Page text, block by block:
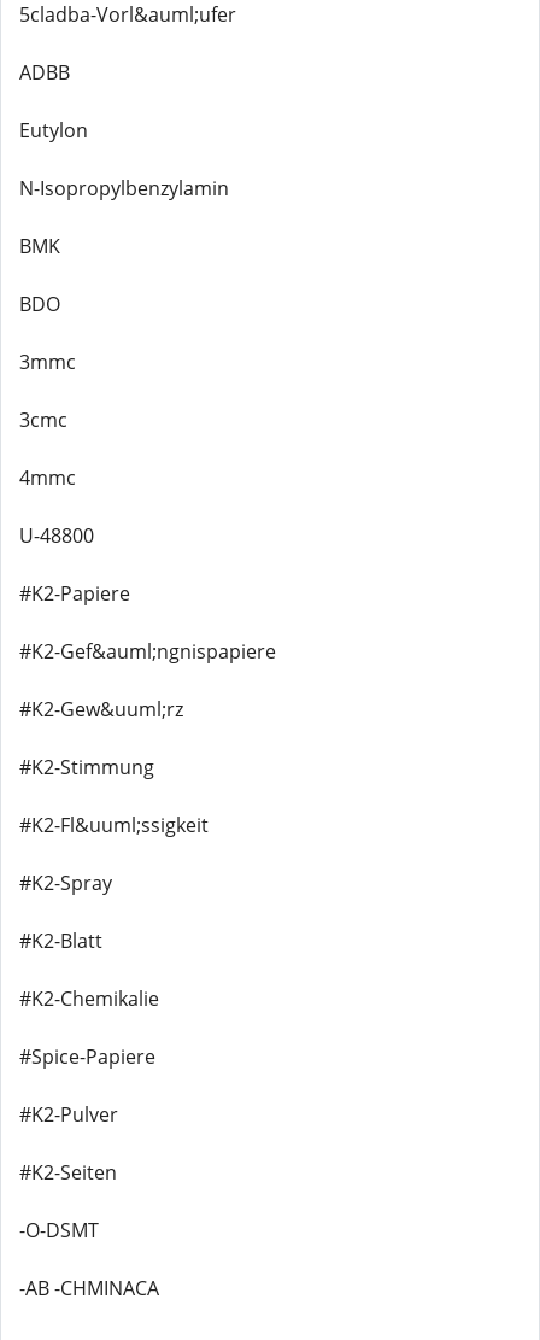
5cladba-Vorl&auml;ufer
ADBB
Eutylon
N-Isopropylbenzylamin
BMK
BDO
3mmc
3cmc
4mmc
U-48800
#K2-Papiere
#K2-Gef&auml;ngnispapiere
#K2-Gew&uuml;rz
#K2-Stimmung
#K2-Fl&uuml;ssigkeit
#K2-Spray
#K2-Blatt
#K2-Chemikalie
#Spice-Papiere
#K2-Pulver
#K2-Seiten
-O-DSMT
-AB -CHMINACA